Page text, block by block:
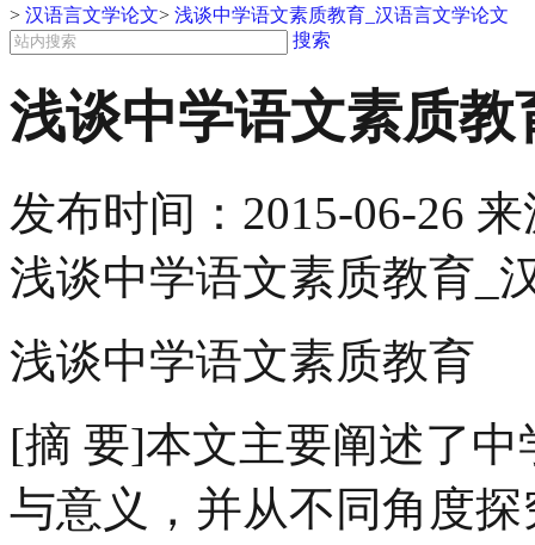
> 汉语言文学论文> 浅谈中学语文素质教育_汉语言文学论文
搜索
浅谈中学语文素质
发布时间： 2015-06-26 来
浅谈中学语文素质教育_
浅谈中学语文素质教育
[摘 要]本文主要阐述了
与意义，并从不同角度